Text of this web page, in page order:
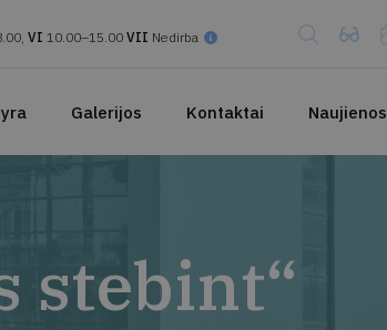
VI 10.00–15.00 VII Nedirba
Galerijos Kontaktai Naujienos
stebint“